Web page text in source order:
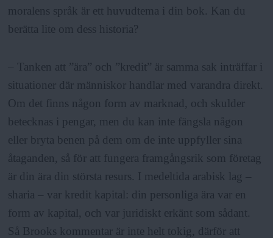
moralens språk är ett huvudtema i din bok. Kan du
berätta lite om dess historia?
– Tanken att ”ära” och ”kredit” är samma sak inträffar i
situationer där människor handlar med varandra direkt.
Om det finns någon form av marknad, och skulder
betecknas i pengar, men du kan inte fängsla någon
eller bryta benen på dem om de inte uppfyller sina
åtaganden, så för att fungera framgångsrik som företag
är din ära din största resurs. I medeltida arabisk lag –
sharia – var kredit kapital: din personliga ära var en
form av kapital, och var juridiskt erkänt som sådant.
Så Brooks kommentar är inte helt tokig, därför att